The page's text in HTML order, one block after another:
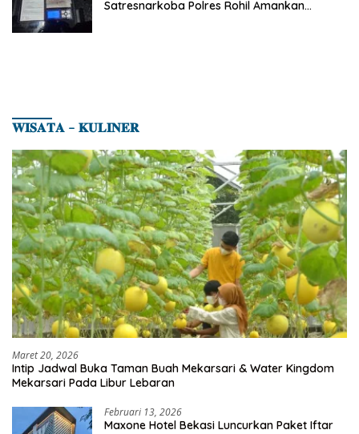
Satresnarkoba Polres Rohil Amankan
𝐖𝐈𝐒𝐀𝐓𝐀 – 𝐊𝐔𝐋𝐈𝐍𝐄𝐑
Maret 20, 2026
Intip Jadwal Buka Taman Buah Mekarsari & Water Kingdom
Mekarsari Pada Libur Lebaran
Februari 13, 2026
Maxone Hotel Bekasi Luncurkan Paket Iftar